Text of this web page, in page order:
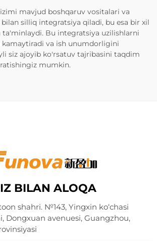
mavjud boshqaruv vositalari va
silliq integratsiya qiladi, bu esa bir xil
Bu integratsiya uzilishlarni
kamaytiradi va ish unumdorligini
siz ajoyib ko'rsatuv tajribasini taqdim
mumkin.
BILAN ALOQA
shahri. №143, Yingxin ko‘chasi
Dongxuan avenuesi, Guangzhou,